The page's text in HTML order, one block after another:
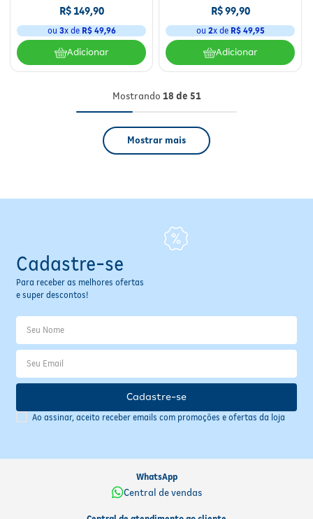
R$149,90
ou 3x de R$ 49,96
Adicionar
R$99,90
ou 2x de R$ 49,95
Adicionar
Mostrando 18 de 51
Mostrar mais
Cadastre-se
Para receber as melhores ofertas
e super descontos!
Ao assinar, aceito receber emails com promoções e ofertas da loja
Cadastre-se
WhatsApp
Central de vendas